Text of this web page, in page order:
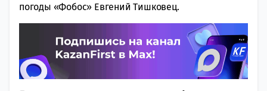
погоды «Фобос» Евгений Тишковец.